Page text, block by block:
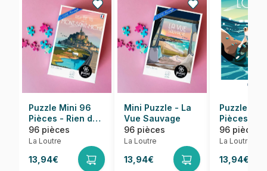
Puzzle Mini 96
Pièces - Rien de
tel que le MONT-
SAINT-MICHEL
96 pièces
La Loutre
13,94€
Mini Puzzle - La
Vue Sauvage
96 pièces
La Loutre
13,94€
Puzzle
Pièces - Loutre
Mesure -
96 pièces
La Loutre
13,94€